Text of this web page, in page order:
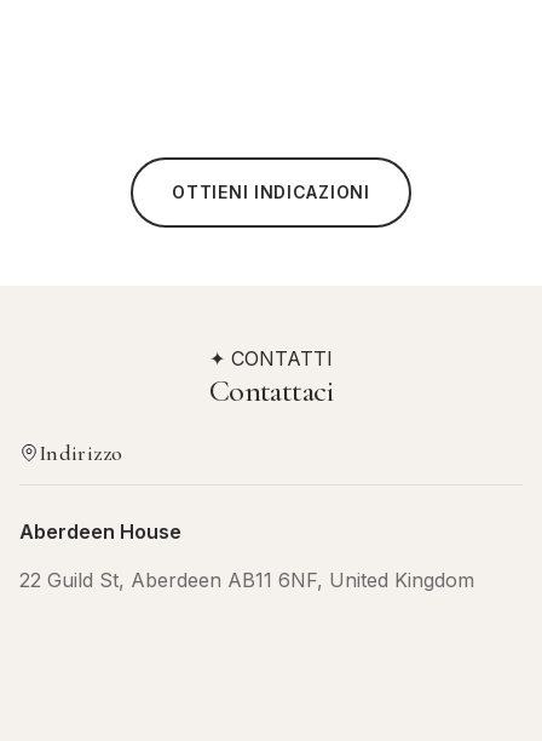
OTTIENI INDICAZIONI
✦ CONTATTI
Contattaci
Indirizzo
Aberdeen House
22 Guild St, Aberdeen AB11 6NF, United Kingdom